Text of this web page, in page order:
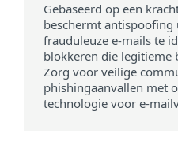
Gebaseerd op een
beschermt
frauduleuze e-mails te
blokkeren die legitieme
Zorg voor veilige
phishingaanvallen met
technologie voor e-